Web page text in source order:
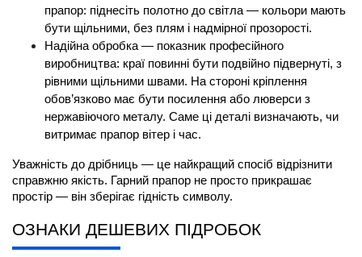
прапор: піднесіть полотно до світла — кольори мають
бути щільними, без плям і надмірної прозорості.
Надійна обробка — показник професійного
виробництва: краї повинні бути подвійно підвернуті, з
рівними щільними швами. На стороні кріплення
обов’язково має бути посилення або люверси з
нержавіючого металу. Саме ці деталі визначають, чи
витримає прапор вітер і час.
Уважність до дрібниць — це найкращий спосіб відрізнити
справжню якість. Гарний прапор не просто прикрашає
простір — він зберігає гідність символу.
ОЗНАКИ ДЕШЕВИХ ПІДРОБОК